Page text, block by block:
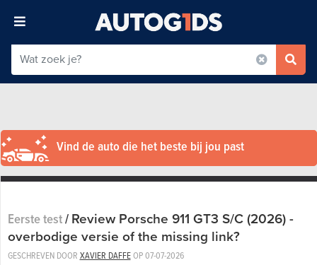
Vind de auto die het beste bij jou past
Eerste test/Review Porsche 911 GT3 S/C (2026) -
overbodige versie of the missing link?
GESCHREVEN DOOR XAVIER DAFFEOP07-07-2026